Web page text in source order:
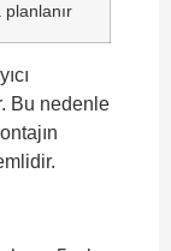
planlanır
Bu nedenle